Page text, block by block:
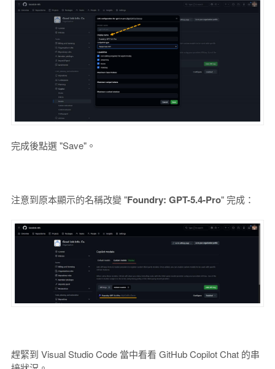
完成後點選 "Save"。
注意到原本顯示的名稱改變 "Foundry: GPT-5.4-Pro"完成：
趕緊到 Visual Studio Code 當中看看 GitHub Copilot Chat 的串